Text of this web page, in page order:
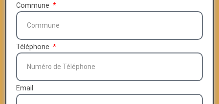
Commune
Téléphone
Email